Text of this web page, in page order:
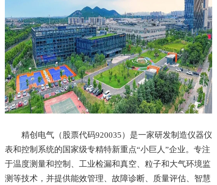
精创电气（股票代码920035）是一家研发制造仪器仪
表和控制系统的国家级专精特新重点“小巨人”企业。专注
于温度测量和控制、工业检漏和真空、粒子和大气环境监
测等技术，并提供能效管理、故障诊断、质量评估、智慧